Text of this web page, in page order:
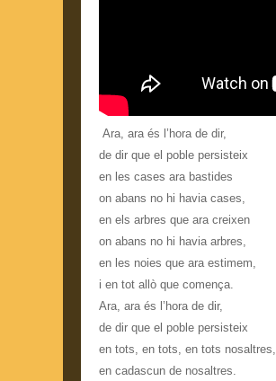
Ara, ara és l’hora de dir,
de dir que el poble persisteix
en les cases ara bastides
on abans no hi havia cases,
en els arbres que ara creixen
on abans no hi havia arbres,
en les noies que ara estimem,
i en tot allò que comença.
Ara, ara és l’hora de dir,
de dir que el poble persisteix
en tots, en tots, en tots nosaltres,
en cadascun de nosaltres.